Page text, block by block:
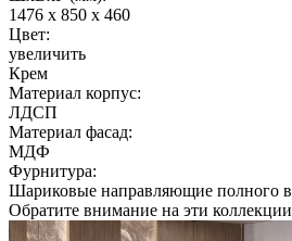
1476 х 850 х 460
Цвет:
увеличить
Крем
Материал корпус:
ЛДСП
Материал фасад:
МДФ
Фурнитура:
Шариковые направляющие полного
Обратите внимание на эти